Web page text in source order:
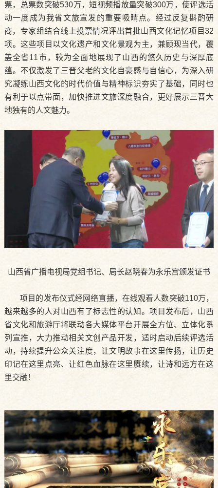
票，总票数突破530万，短视频播放量突破300万，使评选活
动一度成为我省文旅宣发的重要吸睛点。经过反复斟酌研
商，专家组结合线上投票情况评出首批山西文化记忆项目32
项。这些项目以文化遗产和文化景观为主，兼顾现当代，覆
盖全省11市，较为全面地展现了山西的悠久历史与深厚底
蕴。不仅激发了三晋父老的文化自豪感与自信心，为深入研
究凝练山西文化的时代价值与精神标识夯实了基础，同时也
有利于以点带面，加快推进文旅深度融合，更好展示三晋大
地独有的人文魅力。
山西省广播电视局党组书记、局长赵晓春为永乐宫颁发证书
项目的发布仪式经网络直播，在线观看人数突破110万，
越来越多的人对山西有了标志性的认知。项目发布后，山西
省文化和旅游厅将联动各大媒体平台开展全方位、立体化系
列宣推，大力推动相关文创产品开发，适时启动后续评选活
动，持续提升公众关注度，让文明故事在这里传扬，让历史
印记在这里点亮、让红色血脉在这里赓续，让诗和远方在这
里交融！